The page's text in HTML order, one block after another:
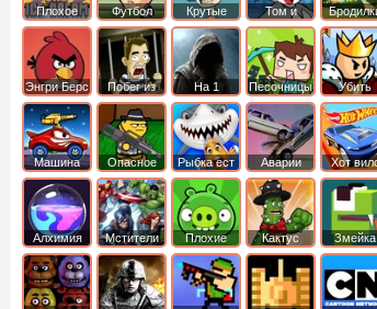
Плохое
мороженое
Футбол
головами
Крутые
Том и
джерри
Энгри Берс
Побег из
тюрьмы
На 1 Песочницы
Убить
короля
Машина
ест
машину
Опасное
оружие
Рыбка ест
рыбку
Аварии
машин
Хот
Алхимия Мстители
Плохие
свинки
Кактус
маккой
Змейка